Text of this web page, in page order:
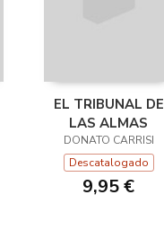
EL TRIBUNAL DE
LAS ALMAS
DONATO CARRISI
Descatalogado
9,95 €